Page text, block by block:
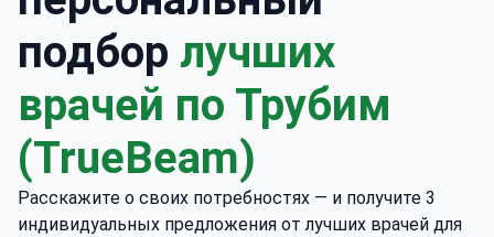
подбор лучших
врачей по Трубим
(TrueBeam)
Расскажите о своих потребностях — и получите 3
индивидуальных предложения от лучших врачей для